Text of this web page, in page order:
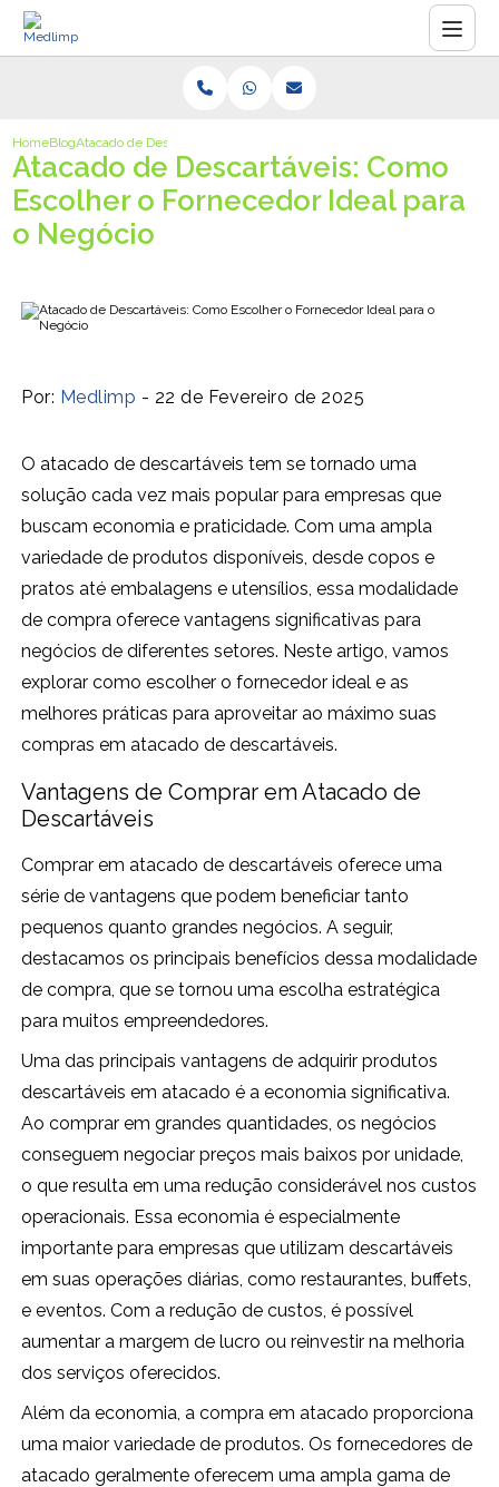
HomeBlogAtacado de Descartáveis: Como Escolher o Fornecedor Ideal para o
Atacado de Descartáveis: Como
Escolher o Fornecedor Ideal para
o Negócio
Por: Medlimp - 22 de Fevereiro de 2025
O atacado de descartáveis tem se tornado uma
solução cada vez mais popular para empresas que
buscam economia e praticidade. Com uma ampla
variedade de produtos disponíveis, desde copos e
pratos até embalagens e utensílios, essa modalidade
de compra oferece vantagens significativas para
negócios de diferentes setores. Neste artigo, vamos
explorar como escolher o fornecedor ideal e as
melhores práticas para aproveitar ao máximo suas
compras em atacado de descartáveis.
Vantagens de Comprar em Atacado de
Descartáveis
Comprar em atacado de descartáveis oferece uma
série de vantagens que podem beneficiar tanto
pequenos quanto grandes negócios. A seguir,
destacamos os principais benefícios dessa modalidade
de compra, que se tornou uma escolha estratégica
para muitos empreendedores.
Uma das principais vantagens de adquirir produtos
descartáveis em atacado é a economia significativa.
Ao comprar em grandes quantidades, os negócios
conseguem negociar preços mais baixos por unidade,
o que resulta em uma redução considerável nos custos
operacionais. Essa economia é especialmente
importante para empresas que utilizam descartáveis
em suas operações diárias, como restaurantes, buffets,
e eventos. Com a redução de custos, é possível
aumentar a margem de lucro ou reinvestir na melhoria
dos serviços oferecidos.
Além da economia, a compra em atacado proporciona
uma maior variedade de produtos. Os fornecedores de
atacado geralmente oferecem uma ampla gama de